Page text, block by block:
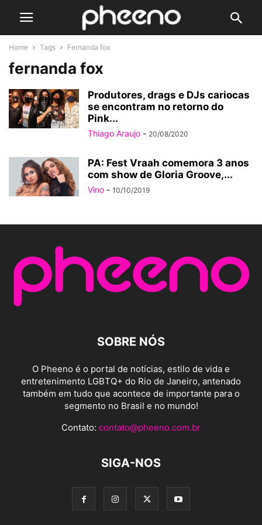
Home Tags Fernanda fox
fernanda fox
Produtores, drags e DJs cariocas
se encontram no retorno do
Pink...
Thiago Araujo - 20/08/2020
PA: Fest Vraah comemora 3 anos
com show de Gloria Groove,...
Vino - 10/10/2019
SOBRE NÓS
O Pheeno é o portal de notícias, estilo de vida e
entretenimento LGBTQ+ do Rio de Janeiro, antenado
também em tudo que acontece de importante para o
segmento no Brasil e no mundo!
Contato: contato@pheeno.com.br
SIGA-NOS